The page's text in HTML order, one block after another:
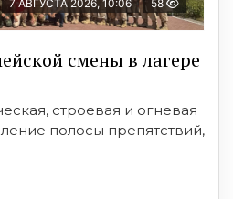
7 АВГУСТА 2026, 10:06 58
смены в лагере
строевая и огневая
полосы препятствий,